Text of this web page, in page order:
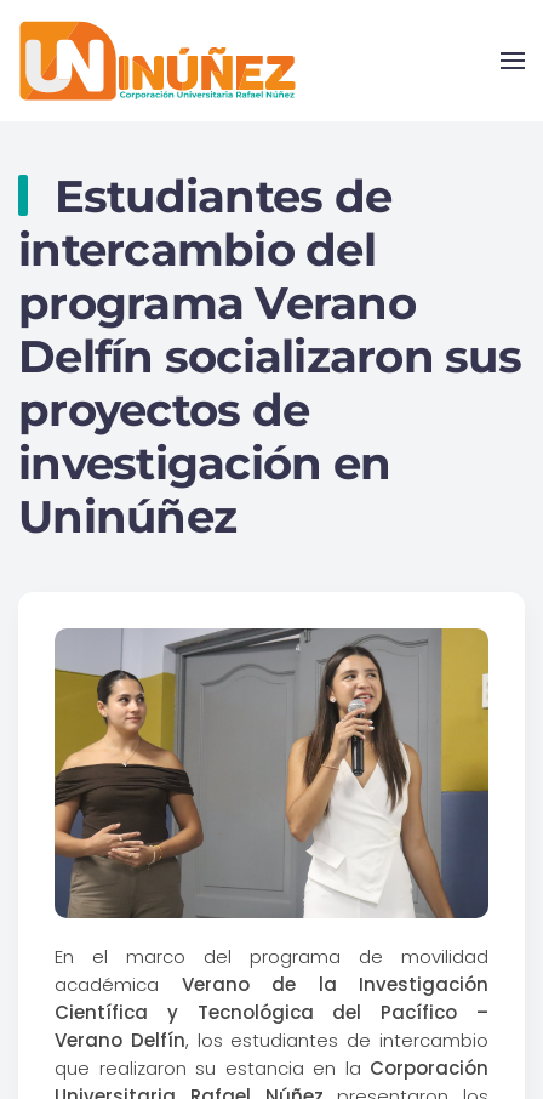
Skip to main content
Estudiantes de
intercambio del
programa Verano
Delfín socializaron sus
proyectos de
investigación en
Uninúñez
En el marco del programa de movilidad
académica Verano de la Investigación
Científica y Tecnológica del Pacífico –
Verano Delfín, los estudiantes de intercambio
que realizaron su estancia en la Corporación